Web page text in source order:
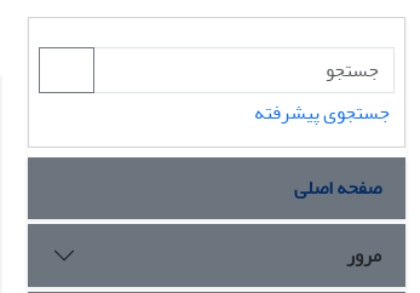
جستجوی پیشرفته
صفحه اصلی
مرور